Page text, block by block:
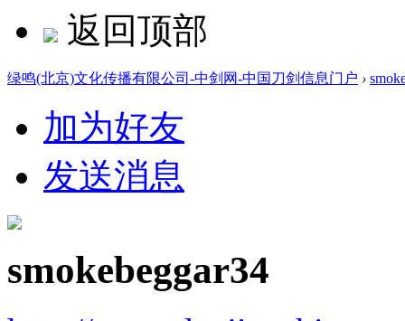
返回顶部
绿鸣(北京)文化传播有限公司-中剑网-中国刀剑信息门户 ›
加为好友
发送消息
smokebeggar34